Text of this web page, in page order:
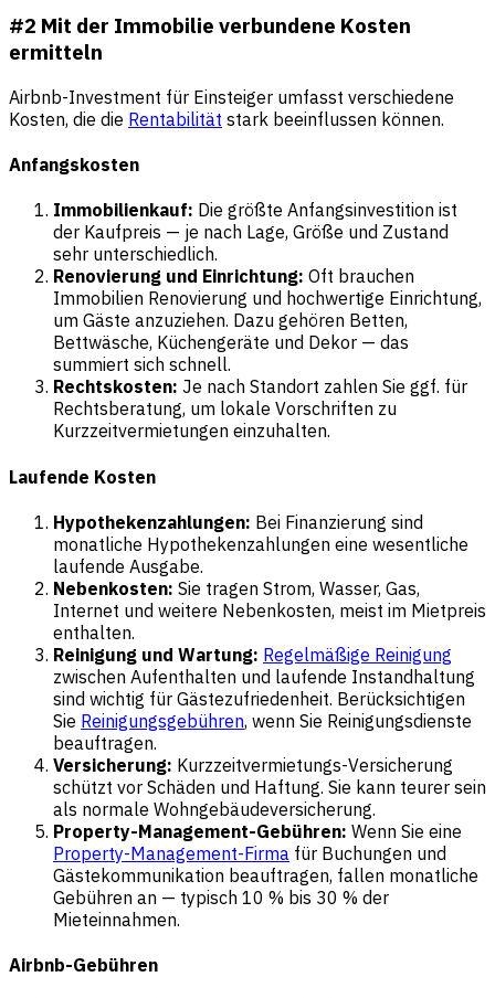
#2 Mit der Immobilie verbundene Kosten
ermitteln
Airbnb-Investment für Einsteiger umfasst verschiedene
Kosten, die die Rentabilität stark beeinflussen können.
Anfangskosten
Immobilienkauf: Die größte Anfangsinvestition ist
der Kaufpreis — je nach Lage, Größe und Zustand
sehr unterschiedlich.
Renovierung und Einrichtung: Oft brauchen
Immobilien Renovierung und hochwertige Einrichtung,
um Gäste anzuziehen. Dazu gehören Betten,
Bettwäsche, Küchengeräte und Dekor — das
summiert sich schnell.
Rechtskosten: Je nach Standort zahlen Sie ggf. für
Rechtsberatung, um lokale Vorschriften zu
Kurzzeitvermietungen einzuhalten.
Laufende Kosten
Hypothekenzahlungen: Bei Finanzierung sind
monatliche Hypothekenzahlungen eine wesentliche
laufende Ausgabe.
Nebenkosten: Sie tragen Strom, Wasser, Gas,
Internet und weitere Nebenkosten, meist im Mietpreis
enthalten.
Reinigung und Wartung: Regelmäßige Reinigung
zwischen Aufenthalten und laufende Instandhaltung
sind wichtig für Gästezufriedenheit. Berücksichtigen
Sie Reinigungsgebühren, wenn Sie Reinigungsdienste
beauftragen.
Versicherung: Kurzzeitvermietungs-Versicherung
schützt vor Schäden und Haftung. Sie kann teurer sein
als normale Wohngebäudeversicherung.
Property-Management-Gebühren: Wenn Sie eine
Property-Management-Firma für Buchungen und
Gästekommunikation beauftragen, fallen monatliche
Gebühren an — typisch 10 % bis 30 % der
Mieteinnahmen.
Airbnb-Gebühren